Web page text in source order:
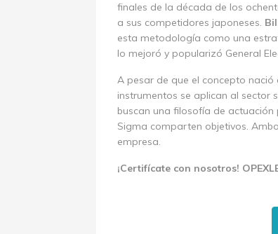
finales de la década de los
a sus competidores japoneses.
esta metodología como una
lo mejoró y popularizó General
A pesar de que el concepto nació
instrumentos se aplican al sector
buscan una filosofía de
Sigma comparten objetivos.
empresa.
¡Certifícate con nosotros!